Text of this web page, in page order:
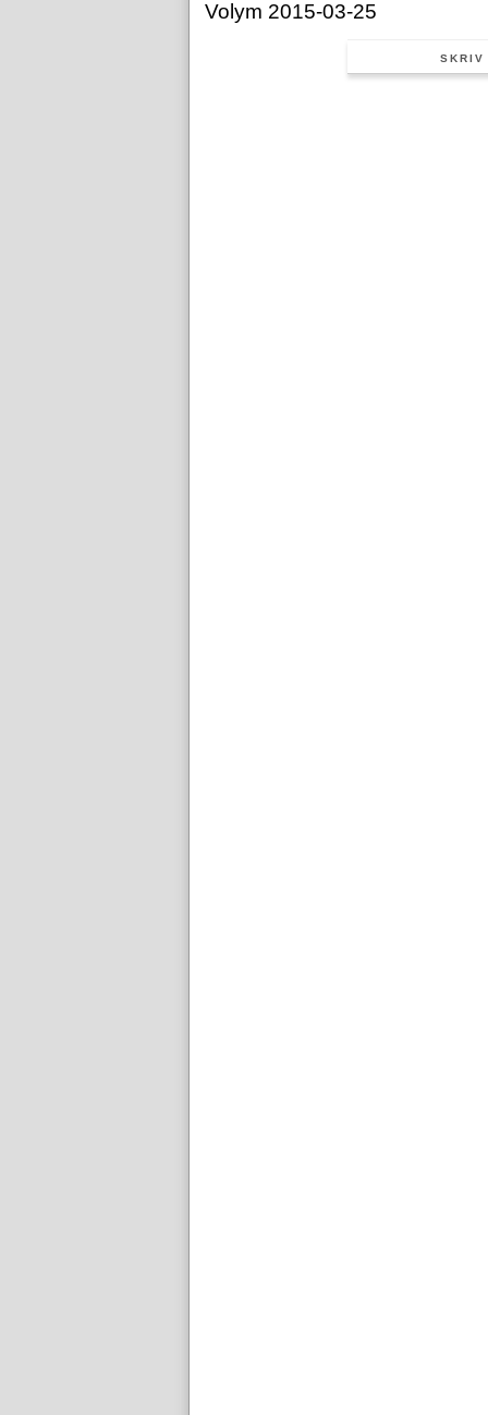
Volym 2015-03-25
SKRIV